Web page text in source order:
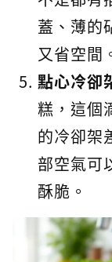
蓋、薄的
又省空間
點心冷卻
糕，這個
的冷卻架
部空氣可
酥脆。